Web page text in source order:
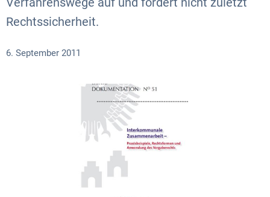
Rechtssicherheit.
6. September 2011